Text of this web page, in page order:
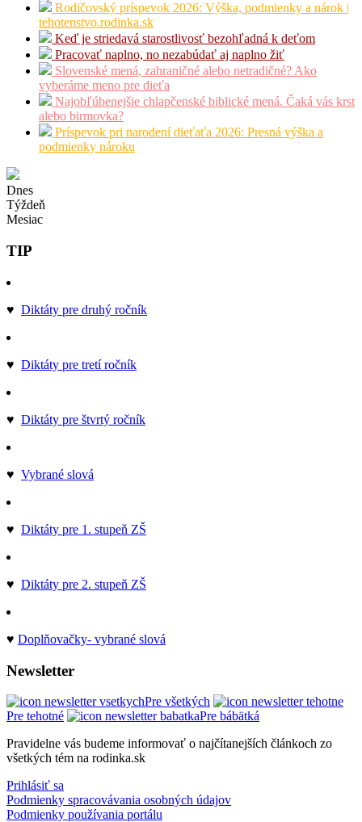
Rodičovský príspevok 2026: Výška, podmienky a nárok |
tehotenstvo.rodinka.sk
Keď je striedavá starostlivosť bezohľadná k deťom
Pracovať naplno, no nezabúdať aj naplno žiť
Slovenské mená, zahraničné alebo netradičné? Ako
vyberáme meno pre dieťa
Najobľúbenejšie chlapčenské biblické mená. Čaká vás krst
alebo birmovka?
Príspevok pri narodení dieťaťa 2026: Presná výška a
podmienky nároku
Dnes
Týždeň
Mesiac
TIP
♥ Diktáty pre druhý ročník
♥ Diktáty pre tretí ročník
♥ Diktáty pre štvrtý ročník
♥ Vybrané slová
♥ Diktáty pre 1. stupeň ZŠ
♥ Diktáty pre 2. stupeň ZŠ
♥ Doplňovačky- vybrané slová
Newsletter
Pre všetkých
Pre tehotné
Pre bábätká
Pravidelne vás budeme informovať o najčítanejších článkoch zo
všetkých tém na rodinka.sk
Prihlásiť sa
Podmienky spracovávania osobných údajov
Podmienky používania portálu